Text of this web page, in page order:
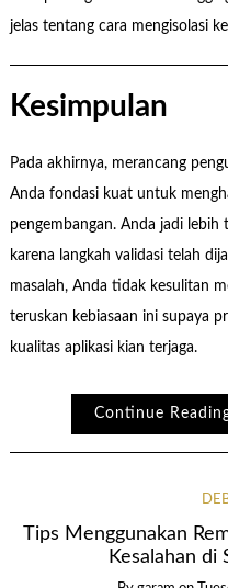
jelas tentang cara mengisolasi
Kesimpulan
Pada akhirnya, merancang
Anda fondasi kuat untuk
pengembangan. Anda jadi
karena langkah validasi telah
masalah, Anda tidak kesulitan
teruskan kebiasaan ini supaya
kualitas aplikasi kian terjaga.
Continue
Tips Menggunakan
Kesalahan